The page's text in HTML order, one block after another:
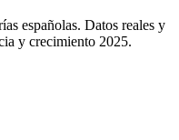
españolas. Datos reales y
y crecimiento 2025.